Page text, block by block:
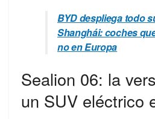
BYD despliega todo
Shanghái: coches
no en Europa
Sealion 06: la
un SUV eléctrico